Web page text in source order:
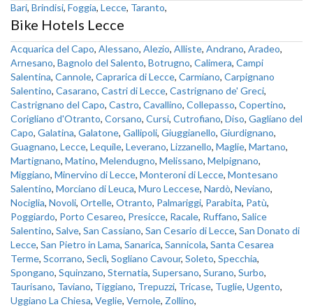
Bari, Brindisi, Foggia, Lecce, Taranto,
Bike Hotels Lecce
Acquarica del Capo, Alessano, Alezio, Alliste, Andrano, Aradeo,
Arnesano, Bagnolo del Salento, Botrugno, Calimera, Campi
Salentina, Cannole, Caprarica di Lecce, Carmiano, Carpignano
Salentino, Casarano, Castri di Lecce, Castrignano de' Greci,
Castrignano del Capo, Castro, Cavallino, Collepasso, Copertino,
Corigliano d'Otranto, Corsano, Cursi, Cutrofiano, Diso, Gagliano del
Capo, Galatina, Galatone, Gallipoli, Giuggianello, Giurdignano,
Guagnano, Lecce, Lequile, Leverano, Lizzanello, Maglie, Martano,
Martignano, Matino, Melendugno, Melissano, Melpignano,
Miggiano, Minervino di Lecce, Monteroni di Lecce, Montesano
Salentino, Morciano di Leuca, Muro Leccese, Nardò, Neviano,
Nociglia, Novoli, Ortelle, Otranto, Palmariggi, Parabita, Patù,
Poggiardo, Porto Cesareo, Presicce, Racale, Ruffano, Salice
Salentino, Salve, San Cassiano, San Cesario di Lecce, San Donato di
Lecce, San Pietro in Lama, Sanarica, Sannicola, Santa Cesarea
Terme, Scorrano, Seclì, Sogliano Cavour, Soleto, Specchia,
Spongano, Squinzano, Sternatia, Supersano, Surano, Surbo,
Taurisano, Taviano, Tiggiano, Trepuzzi, Tricase, Tuglie, Ugento,
Uggiano La Chiesa, Veglie, Vernole, Zollino,